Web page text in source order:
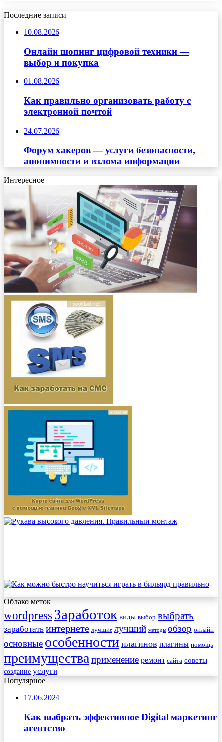
Последние записи
10.08.2026
Онлайн шопинг цифровой техники —
выбор и покупка
01.08.2026
Как правильно организовать работу с
электронной почтой
24.07.2026
Форум хакеров — услуги безопасности,
анонимности и взлома информации
Интересное
Облако меток
wordpress Заработок виды выбор выбрать
заработать интернете лучшие лучший методы обзор онлайн
основные особенности плагинов плагины помощь
преимущества применение ремонт сайта советы
создание услуги
Популярное
17.06.2024
Как выбрать эффективное Digital маркетинг
агентство